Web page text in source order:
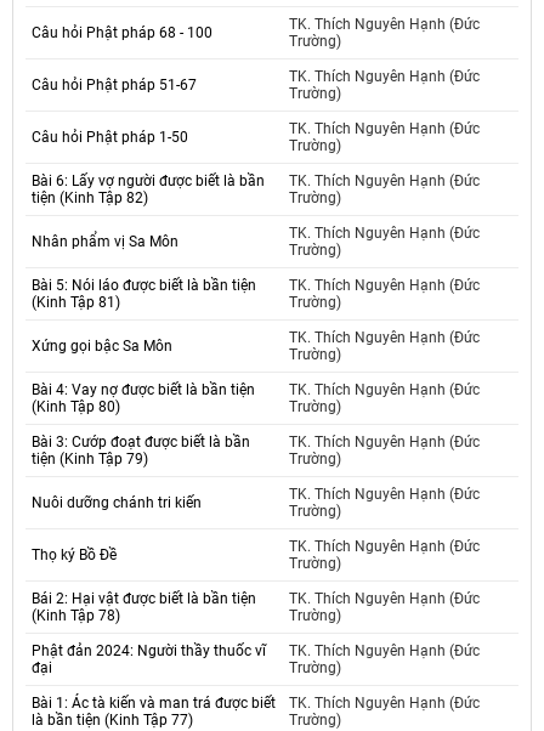
Câu hỏi Phật pháp 68 - 100
TK. Thích Nguyên Hạnh (Đức
Trường)
Câu hỏi Phật pháp 51-67
TK. Thích Nguyên Hạnh (Đức
Trường)
Câu hỏi Phật pháp 1-50
TK. Thích Nguyên Hạnh (Đức
Trường)
Bài 6: Lấy vợ người được biết là bần
tiện (Kinh Tập 82)
TK. Thích Nguyên Hạnh (Đức
Trường)
Nhân phẩm vị Sa Môn
TK. Thích Nguyên Hạnh (Đức
Trường)
Bài 5: Nói láo được biết là bần tiện
(Kinh Tập 81)
TK. Thích Nguyên Hạnh (Đức
Trường)
Xứng gọi bậc Sa Môn
TK. Thích Nguyên Hạnh (Đức
Trường)
Bài 4: Vay nợ được biết là bần tiện
(Kinh Tập 80)
TK. Thích Nguyên Hạnh (Đức
Trường)
Bài 3: Cướp đoạt được biết là bần
tiện (Kinh Tập 79)
TK. Thích Nguyên Hạnh (Đức
Trường)
Nuôi dưỡng chánh tri kiến
TK. Thích Nguyên Hạnh (Đức
Trường)
Thọ ký Bồ Đề
TK. Thích Nguyên Hạnh (Đức
Trường)
Bái 2: Hại vật được biết là bần tiện
(Kinh Tập 78)
TK. Thích Nguyên Hạnh (Đức
Trường)
Phật đản 2024: Người thầy thuốc vĩ
đại
TK. Thích Nguyên Hạnh (Đức
Trường)
Bài 1: Ác tà kiến và man trá được biết
là bần tiện (Kinh Tập 77)
TK. Thích Nguyên Hạnh (Đức
Trường)